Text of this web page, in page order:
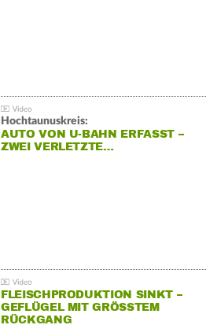
Hochtaunuskreis:
AUTO VON U-BAHN ERFASST –
ZWEI VERLETZTE…
FLEISCHPRODUKTION SINKT –
GEFLÜGEL MIT GRÖSSTEM R
ÜCKGANG